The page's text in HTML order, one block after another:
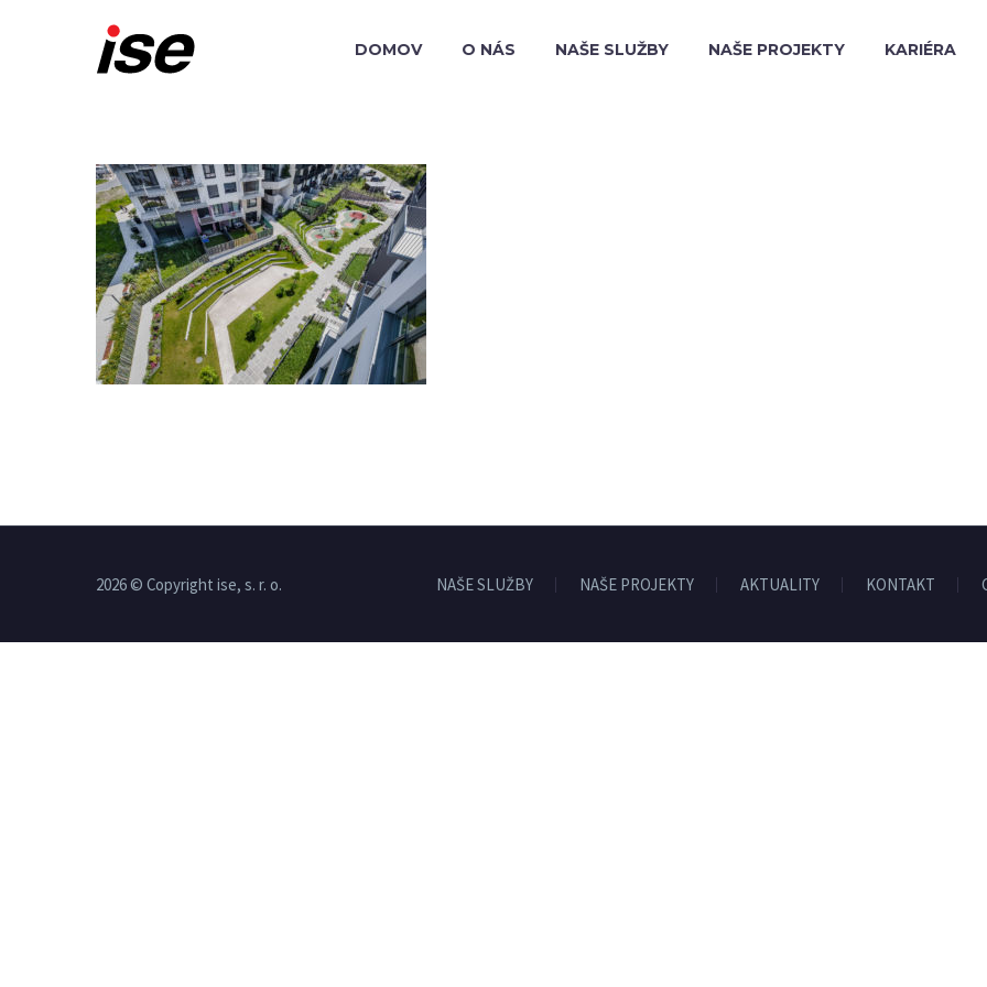
DOMOV O NÁS NAŠE SLUŽBY NAŠE PROJEKTY KARIÉRA
NAŠE SLUŽBY NAŠE PROJEKTY AKTUALITY KONTAKT
2026 © Copyright ise, s. r. o.